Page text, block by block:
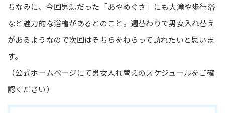
ちなみに、今回男湯だった「あやめぐさ」にも大滝や歩行浴
など魅力的な浴槽があるとのこと。週替わりで男女入れ替え
があるようなので次回はそちらをねらって訪れたいと思いま
す。
（公式ホームページにて男女入れ替えのスケジュールをご確
認ください）